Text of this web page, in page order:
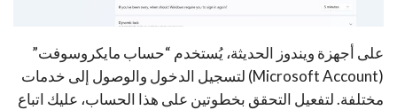
على أجهزة ويندوز الحديثة، يُستخدم “حساب مايكروسوفت”
(Microsoft Account) لتسجيل الدخول والوصول إلى خدمات
مختلفة. لتفعيل التحقق بخطوتين على هذا الحساب، عليك اتباع